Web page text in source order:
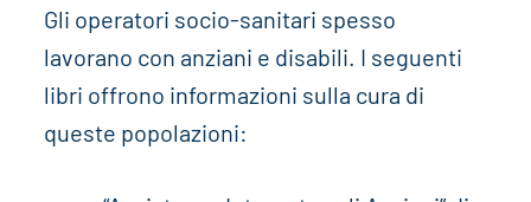
Gli operatori socio-sanitari spesso
lavorano con anziani e disabili. I seguenti
libri offrono informazioni sulla cura di
queste popolazioni: